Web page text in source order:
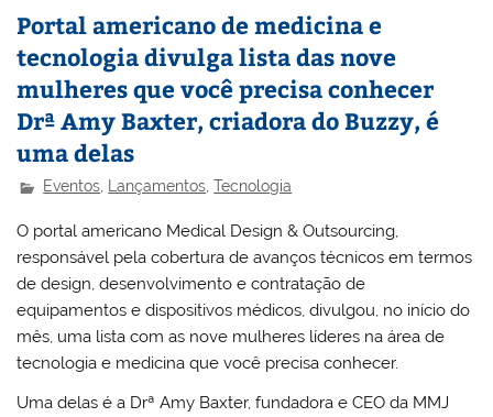
Portal americano de medicina e
tecnologia divulga lista das nove
mulheres que você precisa conhecer
Drª Amy Baxter, criadora do Buzzy, é
uma delas
Eventos, Lançamentos,Tecnologia
O portal americano Medical Design & Outsourcing,
responsável pela cobertura de avanços técnicos em termos
de design, desenvolvimento e contratação de
equipamentos e dispositivos médicos, divulgou, no início do
mês, uma lista com as nove mulheres líderes na área de
tecnologia e medicina que você precisa conhecer.
Uma delas é a Drª Amy Baxter, fundadora e CEO da MMJ